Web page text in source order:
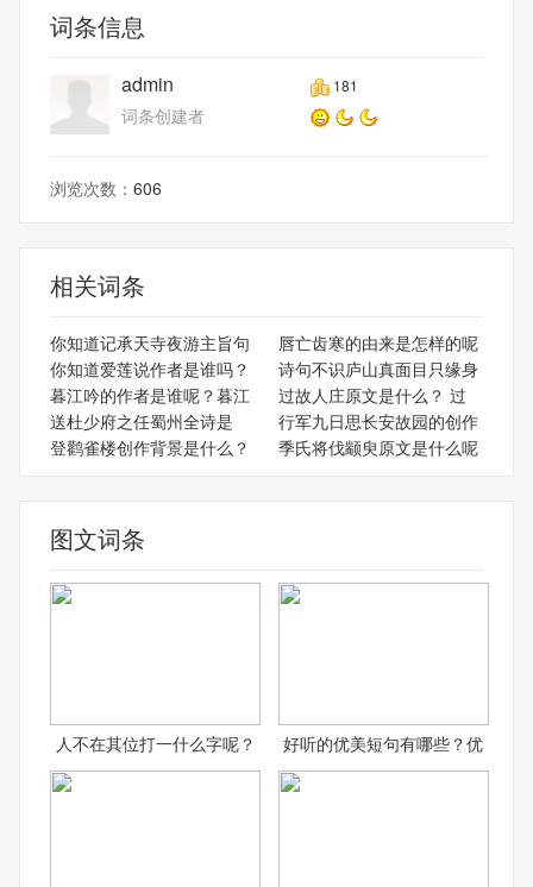
词条信息
admin 181
词条创建者
浏览次数： 606
相关词条
你知道记承天寺夜游主旨句
唇亡齿寒的由来是怎样的呢
你知道爱莲说作者是谁吗？
诗句不识庐山真面目只缘身
暮江吟的作者是谁呢？暮江
过故人庄原文是什么？ 过
送杜少府之任蜀州全诗是
行军九日思长安故园的创作
登鹳雀楼创作背景是什么？
季氏将伐颛臾原文是什么呢
图文词条
人不在其位打一什么字呢？ 好听的优美短句有哪些？优